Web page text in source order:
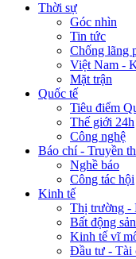
Thời sự
Góc nhìn
Tin tức
Chống lãng
Việt Nam -
Mặt trận
Quốc tế
Tiêu điểm
Thế giới 24h
Công nghệ
Báo chí - Truyền
Nghề báo
Công tác hội
Kinh tế
Thị trường -
Bất động sản
Kinh tế vĩ
Đầu tư - Tài